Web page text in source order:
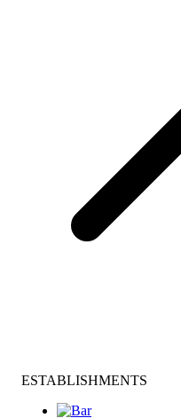
ESTABLISHMENTS